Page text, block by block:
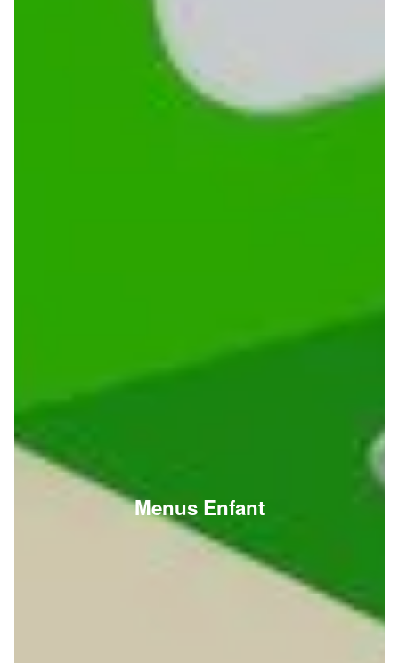
Menus Enfant